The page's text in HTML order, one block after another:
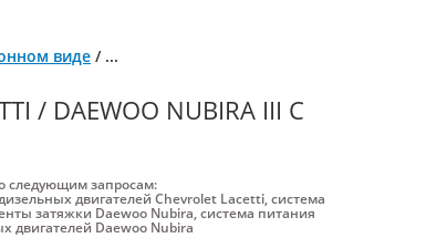
виде / ...
/ DAEWOO NUBIRA III С
следующим запросам:
двигателей Chevrolet Lacetti,система
затяжки Daewoo Nubira,система питания
двигателей Daewoo Nubira